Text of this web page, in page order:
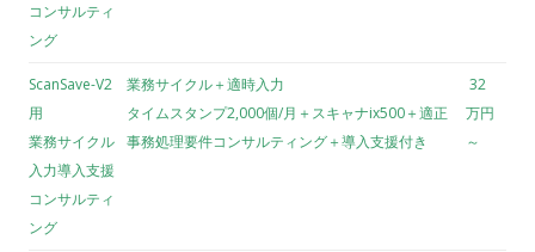
コンサルティ
ング
ScanSave-V2
用
業務サイクル
入力導入支援
コンサルティ
ング
業務サイクル＋適時入力
タイムスタンプ2,000個/月＋スキャナix500＋適正
事務処理要件コンサルティング＋導入支援付き
32
万円
～